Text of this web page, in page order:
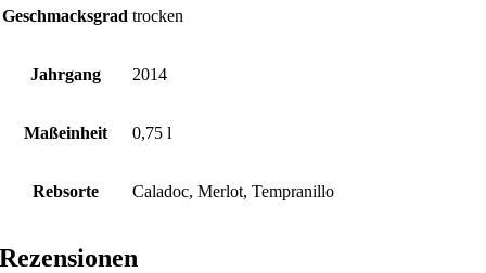
Geschmacksgrad trocken
Jahrgang 2014
Maßeinheit 0,75 l
Rebsorte Caladoc, Merlot, Tempranillo
Rezensionen